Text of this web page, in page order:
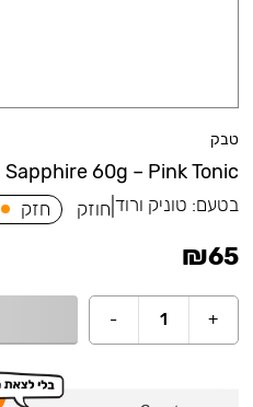
טבק
Sapphire 60g – Pink Tonic
בטעם: טוניק ורוד חוזק חזק
₪65
+
1
-